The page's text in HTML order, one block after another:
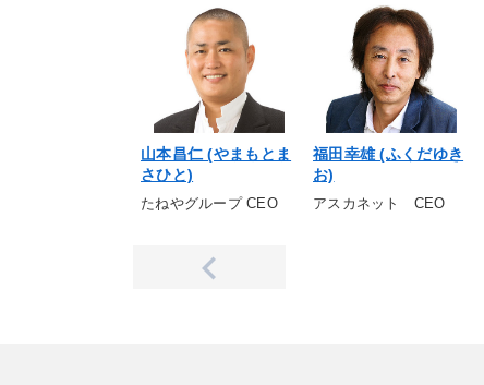
山本昌仁 (やまもとま
さひと)
たねやグループ CEO
福田幸雄 (ふくだゆき
お)
アスカネット CEO